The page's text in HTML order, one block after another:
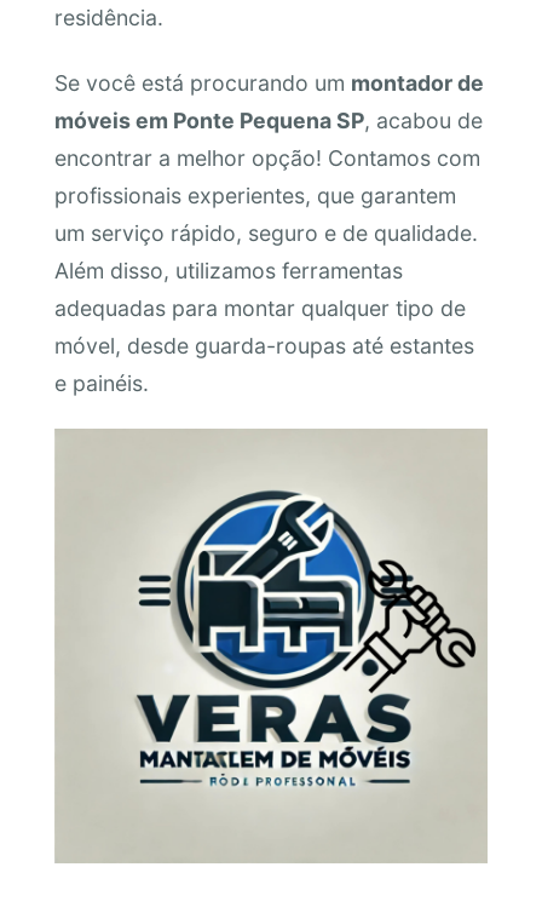
residência.
Se você está procurando um montador de
móveis em Ponte Pequena SP, acabou de
encontrar a melhor opção! Contamos com
profissionais experientes, que garantem
um serviço rápido, seguro e de qualidade.
Além disso, utilizamos ferramentas
adequadas para montar qualquer tipo de
móvel, desde guarda-roupas até estantes
e painéis.